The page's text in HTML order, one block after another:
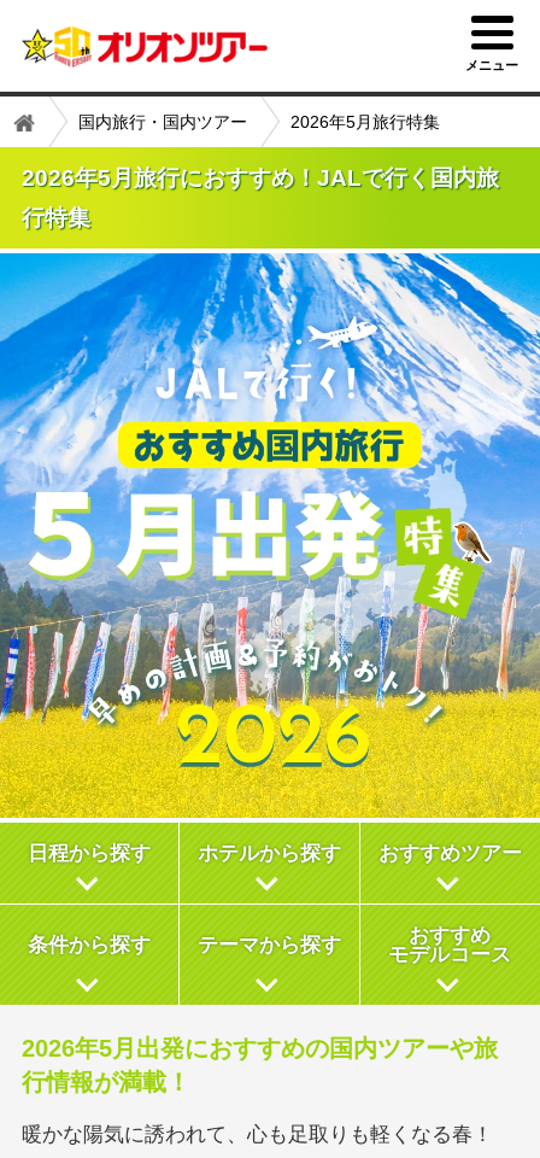
メニュー
国内旅行・国内ツアー 2026年5月旅行特集
2026年5月旅行におすすめ！JALで行く国内旅
行特集
日程から探す ホテルから探す おすすめツアー
条件から探す テーマから探す
おすすめ
モデルコース
2026年5月出発におすすめの国内ツアーや旅
行情報が満載！
暖かな陽気に誘われて、心も足取りも軽くなる春！